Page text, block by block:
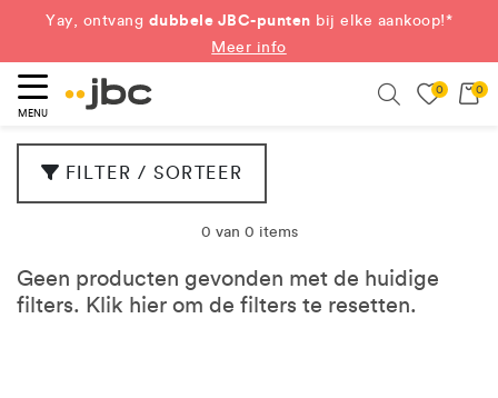
Yay, ontvang dubbele JBC-punten bij elke aankoop!*
Meer info
MENU
0 0
FILTER / SORTEER
0 van 0 items
Geen producten gevonden met de huidige
filters. Klik hier om de filters te resetten.